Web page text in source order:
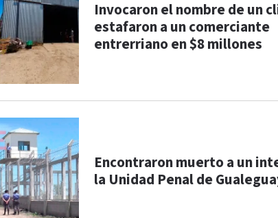
Invocaron el nombre de un
estafaron a un comerciante
entrerriano en $8 millones
Encontraron muerto a un
la Unidad Penal de